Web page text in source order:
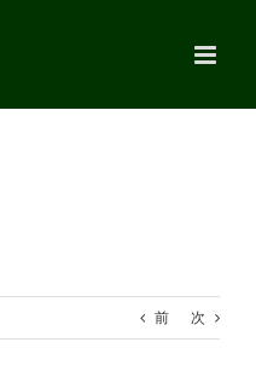
前 次